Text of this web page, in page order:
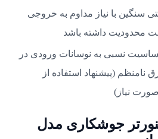
سنگین با نیاز مداوم به خروجی
محدودیت داشته باشد
2: حساسیت نسبی به نوسانات ورودی در
نامنظم (پیشنهاد استفاده از
صورت نیاز)
جوشکاری مدل